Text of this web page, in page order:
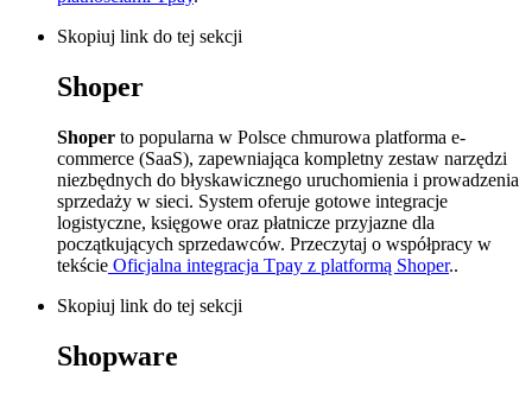
Skopiuj link do tej sekcji
Shoper
Shoper to popularna w Polsce chmurowa platforma e-
commerce (SaaS), zapewniająca kompletny zestaw narzędzi
niezbędnych do błyskawicznego uruchomienia i prowadzenia
sprzedaży w sieci. System oferuje gotowe integracje
logistyczne, księgowe oraz płatnicze przyjazne dla
początkujących sprzedawców. Przeczytaj o współpracy w
tekście Oficjalna integracja Tpay z platformą Shoper..
Skopiuj link do tej sekcji
Shopware